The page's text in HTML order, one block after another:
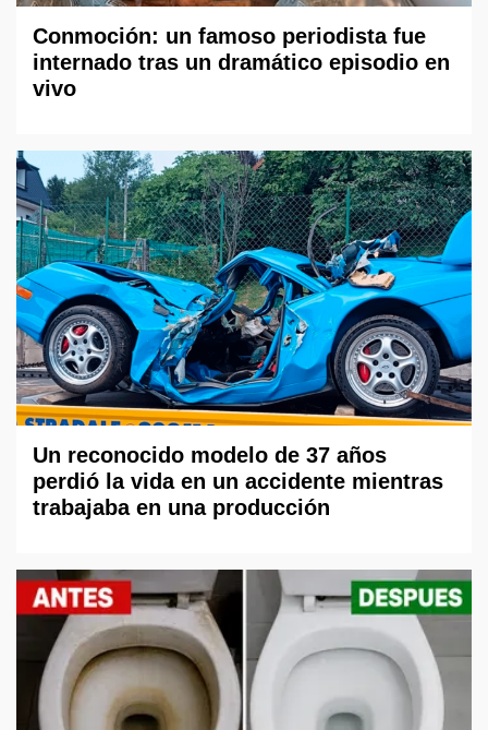
Conmoción: un famoso periodista fue
internado tras un dramático episodio en
vivo
Un reconocido modelo de 37 años
perdió la vida en un accidente mientras
trabajaba en una producción